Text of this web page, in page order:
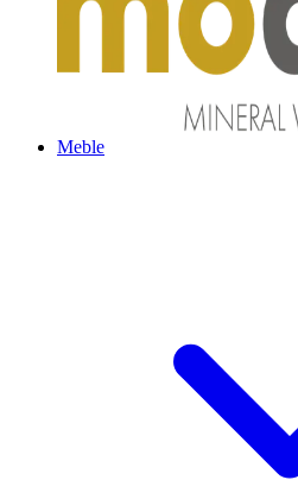
Meble